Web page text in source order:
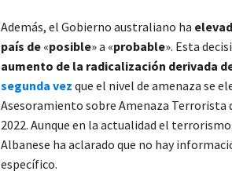
Además, el Gobierno australiano ha
país de«posible» a «probable». Esta
aumento de la radicalización derivada
segunda vez que el nivel de amenaza se
Asesoramiento sobre Amenaza
2022. Aunque en la actualidad el
Albanese ha aclarado que no hay
específico.